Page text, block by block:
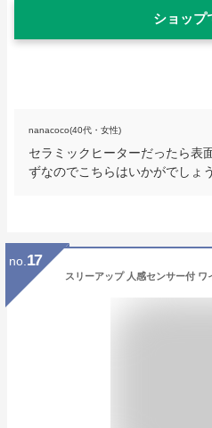
ショップ
nanacoco(40代・女性)
セラミックヒーターだったら表
ずなのでこちらはいかがでしょ
no. 17